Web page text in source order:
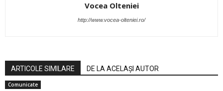
Vocea Olteniei
http://www.vocea-olteniei.ro/
ARTICOLE SIMILARE DE LA ACELAȘI AUTOR
Comunicate